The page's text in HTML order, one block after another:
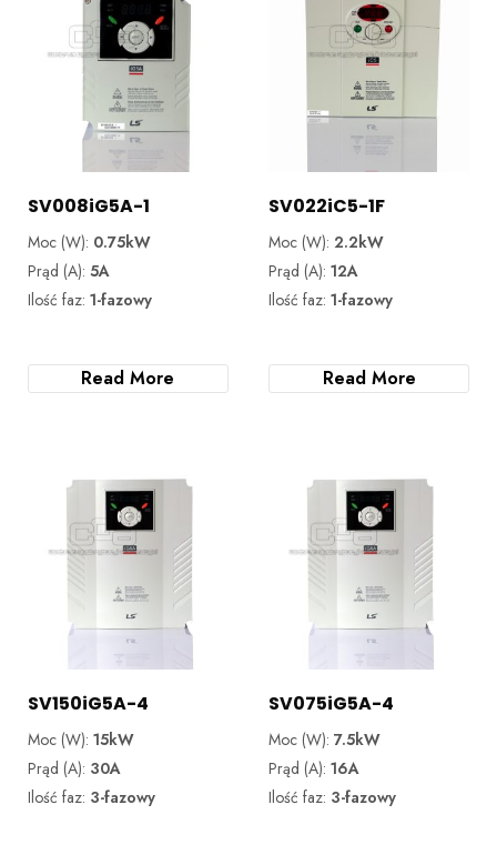
SV008iG5A-1
Moc (W): 0.75kW
Prąd (A): 5A
Ilość faz: 1-fazowy
Read More
SV022iC5-1F
Moc (W): 2.2kW
Prąd (A):12A
Ilość faz:1-fazowy
Read More
SV150iG5A-4
Moc (W): 15kW
Prąd (A): 30A
Ilość faz: 3-fazowy
SV075iG5A-4
Moc (W):7.5kW
Prąd (A):16A
Ilość faz: 3-fazowy